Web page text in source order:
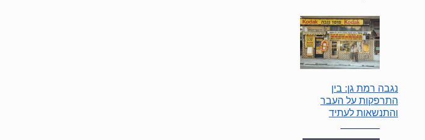
נגבה רמת גן: בין
התרפקות על העבר
והתנשאות לעתיד